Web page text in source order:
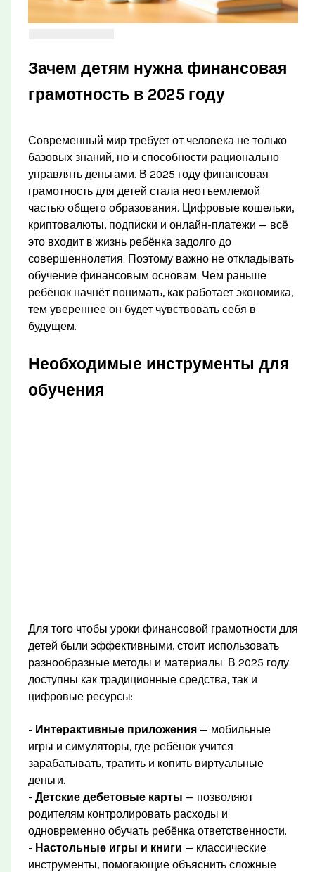
Зачем детям нужна финансовая
грамотность в 2025 году
Современный мир требует от человека не только
базовых знаний, но и способности рационально
управлять деньгами. В 2025 году финансовая
грамотность для детей стала неотъемлемой
частью общего образования. Цифровые кошельки,
криптовалюты, подписки и онлайн-платежи — всё
это входит в жизнь ребёнка задолго до
совершеннолетия. Поэтому важно не откладывать
обучение финансовым основам. Чем раньше
ребёнок начнёт понимать, как работает экономика,
тем увереннее он будет чувствовать себя в
будущем.
Необходимые инструменты для
обучения
Для того чтобы уроки финансовой грамотности для
детей были эффективными, стоит использовать
разнообразные методы и материалы. В 2025 году
доступны как традиционные средства, так и
цифровые ресурсы:
- Интерактивные приложения — мобильные
игры и симуляторы, где ребёнок учится
зарабатывать, тратить и копить виртуальные
деньги.
-Детские дебетовые карты — позволяют
родителям контролировать расходы и
одновременно обучать ребёнка ответственности.
- Настольные игры и книги — классические
инструменты, помогающие объяснить сложные